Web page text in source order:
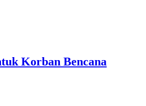
Korban Bencana